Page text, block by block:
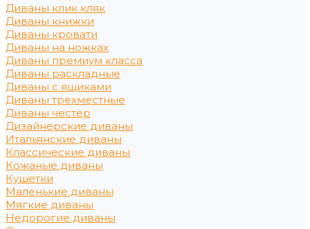
Диваны клик кляк
Диваны книжки
Диваны кровати
Диваны на ножках
Диваны премиум класса
Диваны раскладные
Диваны с ящиками
Диваны трехместные
Диваны честер
Дизайнерские диваны
Итальянские диваны
Классические диваны
Кожаные диваны
Кушетки
Маленькие диваны
Мягкие диваны
Недорогие диваны